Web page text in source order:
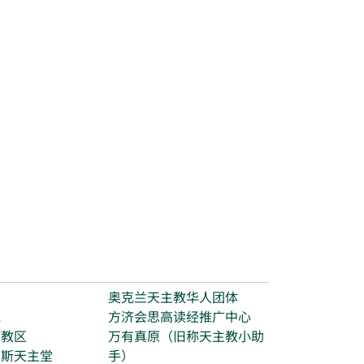
区
天主堂
奥克兰天主教华人团体
方济会思高读经推广中心
万有真原（旧称天主教小助
手）